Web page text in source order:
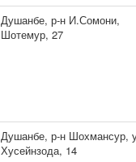
Душанбе, р-н И.Сомони,
Шотемур, 27
Душанбе, р-н Шохмансур,
Хусейнзода, 14